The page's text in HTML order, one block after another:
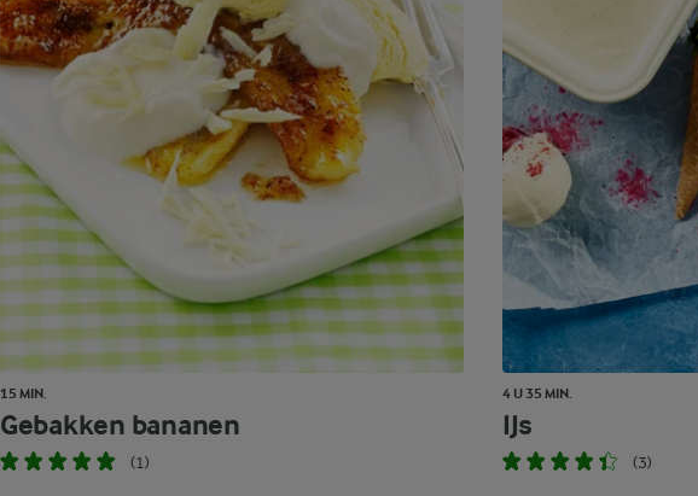
15 MIN.
Gebakken bananen
(1)
4 U 35 MIN.
IJs
(3)